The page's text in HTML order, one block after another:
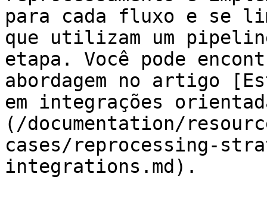
para cada fluxo e se
que utilizam um
etapa. Você pode
abordagem no artigo
em integrações
(/documentation/
cases/reprocessing-
integrations.md).